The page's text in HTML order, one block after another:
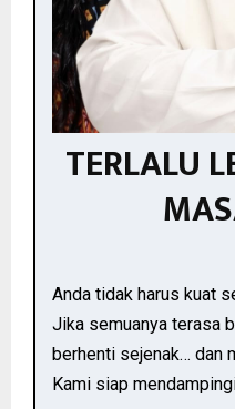
TERLALU
Anda tidak harus kuat
Jika semuanya terasa
berhenti sejenak… dan
Kami siap